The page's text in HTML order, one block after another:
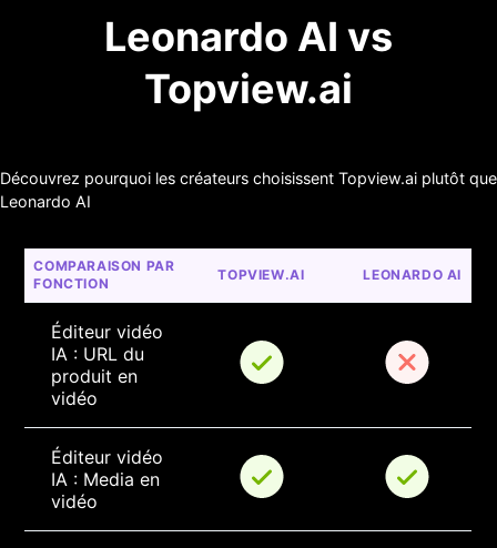
Leonardo AI vs
Topview.ai
Découvrez pourquoi les créateurs choisissent Topview.ai plutôt que
Leonardo AI
COMPARAISON PAR
FONCTION
TOPVIEW.AI LEONARDO AI
Éditeur vidéo
IA : URL du
produit en
vidéo
Éditeur vidéo
IA : Media en
vidéo